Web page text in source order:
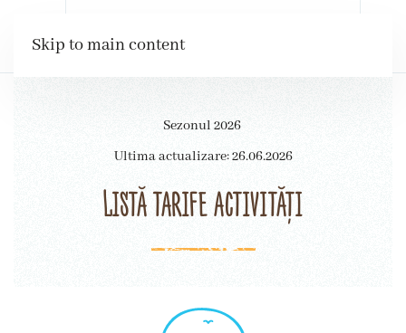
Skip to main content
Sezonul 2026
Ultima actualizare: 26.06.2026
Listă tarife activități